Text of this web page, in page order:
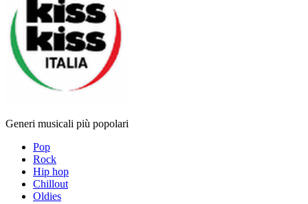
Generi musicali più popolari
Pop
Rock
Hip hop
Chillout
Oldies